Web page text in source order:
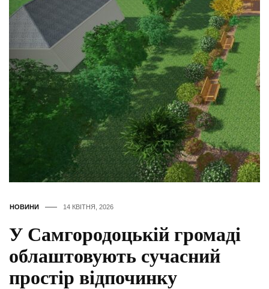
НОВИНИ 14 КВІТНЯ, 2026
У Самгородоцькій громаді
облаштовують сучасний
простір відпочинку